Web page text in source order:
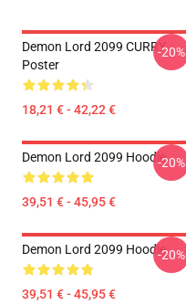
Demon Lord 2099 CURRY
Poster
18,21 € - 42,22 €
-20%
Demon Lord 2099 Hoodie
39,51 € - 45,95 €
-20%
Demon Lord 2099 Hoodie
39,51 € - 45,95 €
-20%